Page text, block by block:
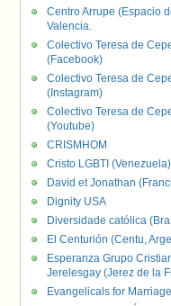
Centro Arrupe (Espacio
Valencia.
Colectivo Teresa de
(Facebook)
Colectivo Teresa de
(Instagram)
Colectivo Teresa de
(Youtube)
CRISMHOM
Cristo LGBTI (Venezuela)
David et Jonathan
Dignity USA
Diversidade católica
El Centurión (Centu,
Esperanza Grupo
Jerelesgay (Jerez de la
Evangelicals for